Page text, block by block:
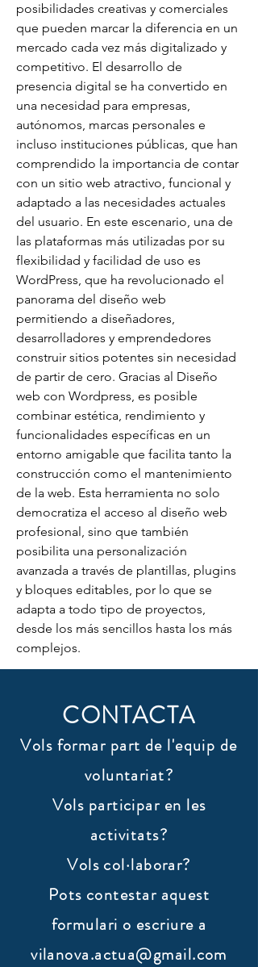
posibilidades creativas y comerciales
que pueden marcar la diferencia en un
mercado cada vez más digitalizado y
competitivo. El desarrollo de
presencia digital se ha convertido en
una necesidad para empresas,
autónomos, marcas personales e
incluso instituciones públicas, que han
comprendido la importancia de contar
con un sitio web atractivo, funcional y
adaptado a las necesidades actuales
del usuario. En este escenario, una de
las plataformas más utilizadas por su
flexibilidad y facilidad de uso es
WordPress, que ha revolucionado el
panorama del diseño web
permitiendo a diseñadores,
desarrolladores y emprendedores
construir sitios potentes sin necesidad
de partir de cero. Gracias al Diseño
web con Wordpress, es posible
combinar estética, rendimiento y
funcionalidades específicas en un
entorno amigable que facilita tanto la
construcción como el mantenimiento
de la web. Esta herramienta no solo
democratiza el acceso al diseño web
profesional, sino que también
posibilita una personalización
avanzada a través de plantillas, plugins
y bloques editables, por lo que se
adapta a todo tipo de proyectos,
desde los más sencillos hasta los más
complejos.
CONTACTA
Vols formar part de l'equip de
voluntariat?
Vols participar en les
activitats?
Vols col·laborar?
​Pots contestar aquest
formulari o escriure a
vilanova.actua@gmail.com